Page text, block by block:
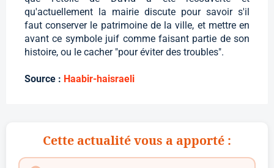
qu'actuellement la mairie discute pour savoir s'il
faut conserver le patrimoine de la ville, et mettre en
avant ce symbole juif comme faisant partie de son
histoire, ou le cacher "pour éviter des troubles".
Source : Haabir-haisraeli
Cette actualité vous a apporté :